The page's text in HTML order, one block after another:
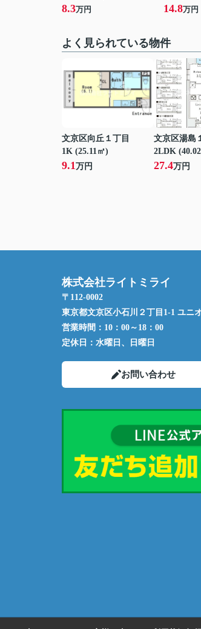
8.3万円 14.8万円
よく見られている物件
文京区向丘１丁目
1K (25.11㎡)
9.1万円
文京区湯島
2LDK
27.4万円
株式会社ライトミライ
〒112-0002
東京都文京区小石川２丁目1-1 ユニ
営業時間： 10：00～18：00
定休日： 水曜日、日曜日
お問い合わせ